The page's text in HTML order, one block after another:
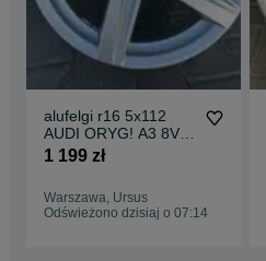
alufelgi r16 5x112
AUDI ORYG! A3 8V
8P A4 b7 A6 c5 c6 Q2
1 199 zł
Warszawa, Ursus
Odświeżono dzisiaj o 07:14